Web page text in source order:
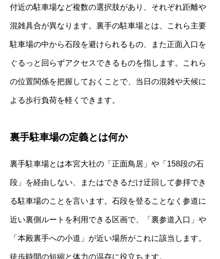
付近の駐車場など複数の選択肢があり、それぞれ距離や
混雑具合が異なります。裏手の駐車場とは、これら主要
駐車場の中から石段を避けられるもの、また正面入口を
ぐるっと回らずアクセスできるものを指します。これら
の位置関係を把握しておくことで、当日の混雑や天候に
よる歩行負荷を軽くできます。
裏手駐車場の定義とは何か
裏手駐車場とは本宮大社の「正面鳥居」や「158段の石
段」を経由しない、またはできるだけ迂回して参拝でき
る駐車場のことを言います。石段を登ることなく参道に
近い裏側ルートを利用できる区画で、「裏参道入口」や
「本殿裏手への小道」が近い場所がこれに該当します。
徒歩時間の短縮と体力の温存に役立ちます。